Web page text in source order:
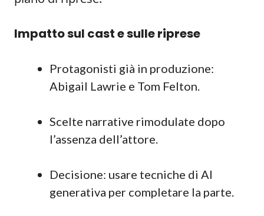
Impatto sul cast e sulle riprese
Protagonisti già in produzione:
Abigail Lawrie e Tom Felton.
Scelte narrative rimodulate dopo
l’assenza dell’attore.
Decisione: usare tecniche di AI
generativa per completare la parte.